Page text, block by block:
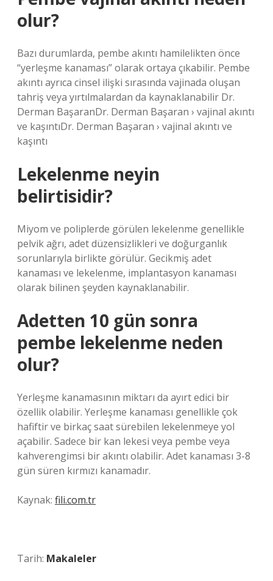
olur?
Bazı durumlarda, pembe akıntı hamilelikten önce
“yerleşme kanaması” olarak ortaya çıkabilir. Pembe
akıntı ayrıca cinsel ilişki sırasında vajinada oluşan
tahriş veya yırtılmalardan da kaynaklanabilir Dr.
Derman BaşaranDr. Derman Başaran › vajinal akıntı
ve kaşıntıDr. Derman Başaran › vajinal akıntı ve
kaşıntı
Lekelenme neyin
belirtisidir?
Miyom ve poliplerde görülen lekelenme genellikle
pelvik ağrı, adet düzensizlikleri ve doğurganlık
sorunlarıyla birlikte görülür. Gecikmiş adet
kanaması ve lekelenme, implantasyon kanaması
olarak bilinen şeyden kaynaklanabilir.
Adetten 10 gün sonra
pembe lekelenme neden
olur?
Yerleşme kanamasının miktarı da ayırt edici bir
özellik olabilir. Yerleşme kanaması genellikle çok
hafiftir ve birkaç saat sürebilen lekelenmeye yol
açabilir. Sadece bir kan lekesi veya pembe veya
kahverengimsi bir akıntı olabilir. Adet kanaması 3-8
gün süren kırmızı kanamadır.
Kaynak: fili.com.tr
Tarih: Makaleler